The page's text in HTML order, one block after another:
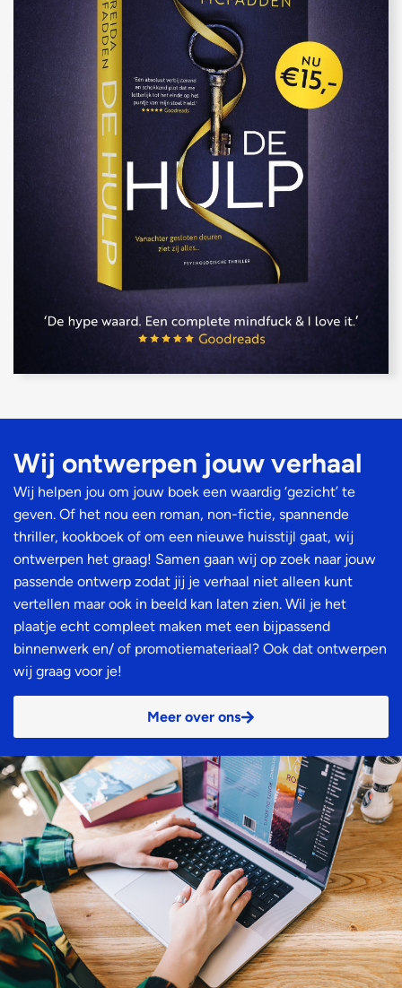
Wij ontwerpen jouw verhaal​
Wij helpen jou om jouw boek een waardig ‘gezicht’ te
geven. Of het nou een roman, non-fictie, spannende
thriller, kookboek of om een nieuwe huisstijl gaat, wij
ontwerpen het graag! Samen gaan wij op zoek naar jouw
passende ontwerp zodat jij je verhaal niet alleen kunt
vertellen maar ook in beeld kan laten zien. Wil je het
plaatje echt compleet maken met een bijpassend
binnenwerk en/ of promotiemateriaal? Ook dat ontwerpen
wij graag voor je!
Meer over ons